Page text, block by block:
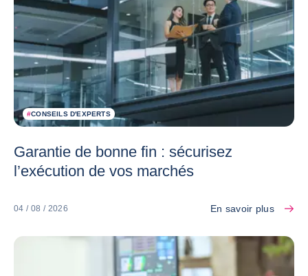
#CONSEILS D'EXPERTS
Garantie de bonne fin : sécurisez
l’exécution de vos marchés
04 / 08 / 2026 En savoir plus